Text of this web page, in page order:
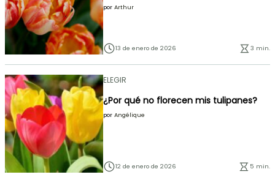
por Arthur
13 de enero de 2026 3 min.
ELEGIR
¿Por qué no florecen mis tulipanes?
por Angélique
12 de enero de 2026 5 min.